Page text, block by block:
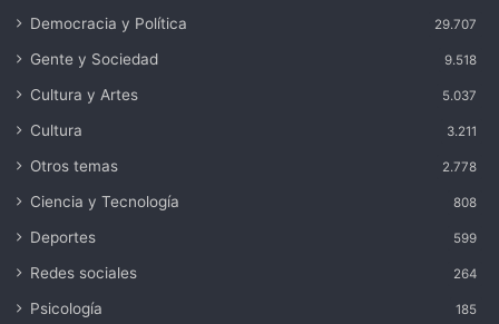
Democracia y Política 29.707
Gente y Sociedad 9.518
Cultura y Artes 5.037
Cultura 3.211
Otros temas 2.778
Ciencia y Tecnología 808
Deportes 599
Redes sociales 264
Psicología 185